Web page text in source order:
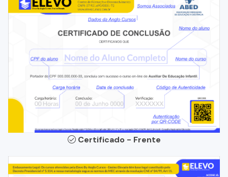
Certificado - Frente